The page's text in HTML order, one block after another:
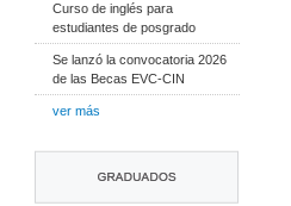
Curso de inglés para
estudiantes de posgrado
Se lanzó la convocatoria 2026
de las Becas EVC-CIN
ver más